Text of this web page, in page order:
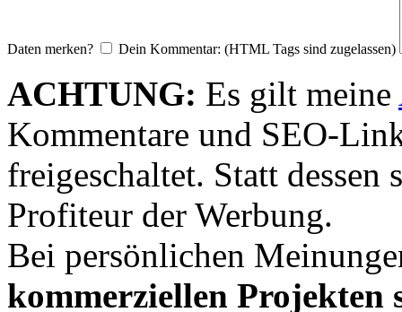
Daten merken? Dein Kommentar: (HTML Tags sind zugelassen)
ACHTUNG: Es gilt meine
Kommentare und SEO-
freigeschaltet. Statt dessen
Profiteur der Werbung.
Bei persönlichen
kommerziellen Projekten